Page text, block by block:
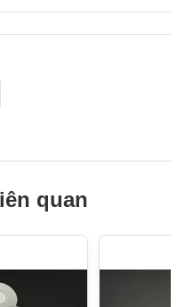
quan